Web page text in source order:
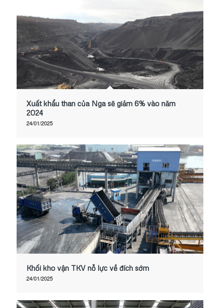
Xuất khẩu than của Nga sẽ giảm 6% vào năm
2024
24/01/2025
Khối kho vận TKV nỗ lực về đích sớm
24/01/2025